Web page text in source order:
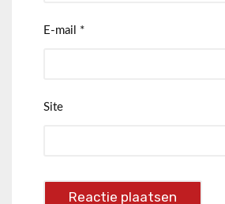
E-mail *
Site